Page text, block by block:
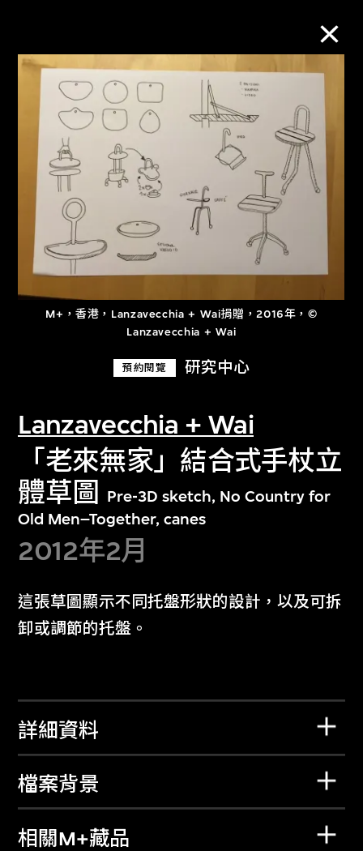
M+，香港，Lanzavecchia + Wai捐贈，2016年，©
Lanzavecchia + Wai
預約閱覽 研究中心
Lanzavecchia + Wai
「老來無家」結合式手杖立
體草圖
Pre-3D sketch, No Country for
Old Men–Together, canes
2012年2月
這張草圖顯示不同托盤形狀的設計，以及可拆
卸或調節的托盤。
詳細資料
檔案背景
相關M+藏品
M+藏品
進一步篩選 搜索
關於M+藏品
探索世界頂級的二十及二十一世紀視覺